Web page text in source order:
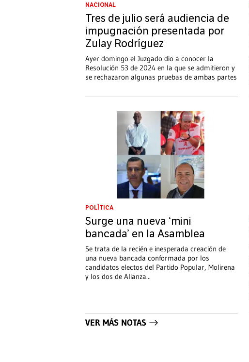
NACIONAL
Tres de julio será audiencia de
impugnación presentada por
Zulay Rodríguez
Ayer domingo el Juzgado dio a conocer la
Resolución 53 de 2024 en la que se admitieron y
se rechazaron algunas pruebas de ambas partes
POLÍTICA
Surge una nueva ‘mini
bancada’ en la Asamblea
Se trata de la recién e inesperada creación de
una nueva bancada conformada por los
candidatos electos del Partido Popular, Molirena
y los dos de Alianza...
VER MÁS NOTAS